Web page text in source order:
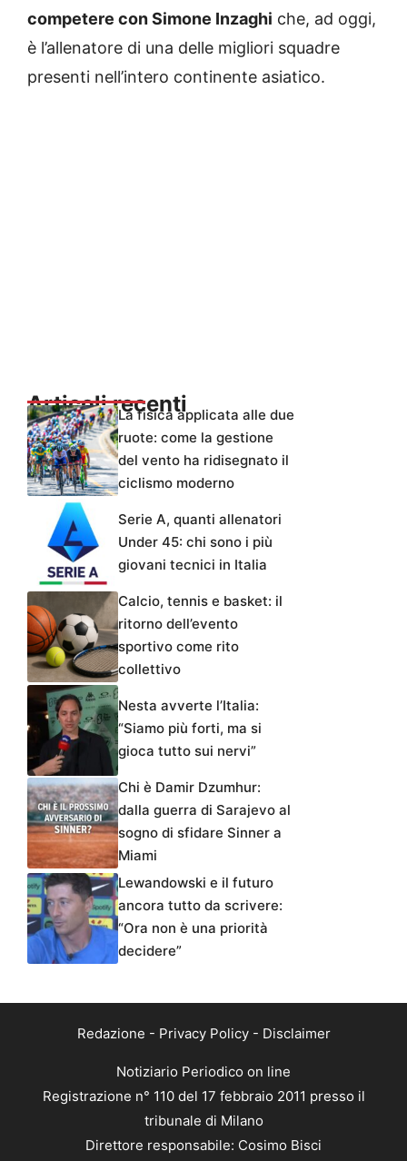
competere con Simone Inzaghi che, ad oggi,
è l’allenatore di una delle migliori squadre
presenti nell’intero continente asiatico.
Articoli recentiLa fisica applicata alle due
ruote: come la gestione
del vento ha ridisegnato il
ciclismo moderno
Serie A, quanti allenatori
Under 45: chi sono i più
giovani tecnici in Italia
Calcio, tennis e basket: il
ritorno dell’evento
sportivo come rito
collettivo
Nesta avverte l’Italia:
“Siamo più forti, ma si
gioca tutto sui nervi”
Chi è Damir Dzumhur:
dalla guerra di Sarajevo al
sogno di sfidare Sinner a
Miami
Lewandowski e il futuro
ancora tutto da scrivere:
“Ora non è una priorità
decidere”
Redazione - Privacy Policy- Disclaimer
Notiziario Periodico on line
Registrazione n° 110 del 17 febbraio 2011 presso il
tribunale di Milano
Direttore responsabile: Cosimo Bisci